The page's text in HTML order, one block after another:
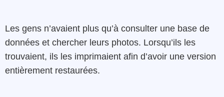
Les gens n’avaient plus qu’à consulter une base de
données et chercher leurs photos. Lorsqu’ils les
trouvaient, ils les imprimaient afin d’avoir une version
entièrement restaurées.